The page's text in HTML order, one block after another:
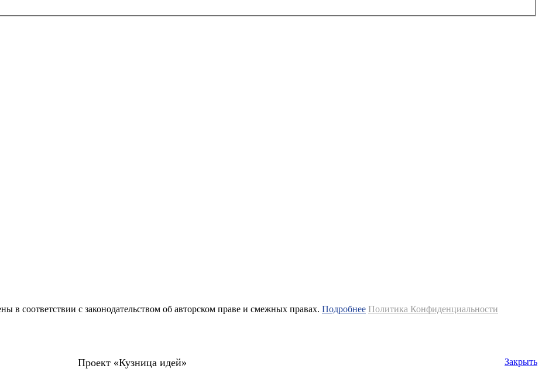
в соответствии с законодательством об авторском праве и смежных правах. Подробнее Политика Конфиденциальности
Закрыть
Проект «Кузница идей»